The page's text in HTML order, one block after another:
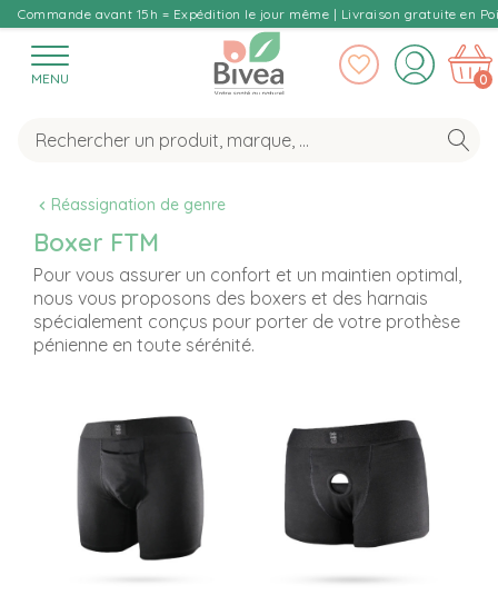
Commande avant 15h = Expédition le jour même | Livraison gratuite en
MENU 0
Réassignation de genre
Boxer FTM
Pour vous assurer un confort et un maintien optimal,
nous vous proposons des boxers et des harnais
spécialement conçus pour porter de votre prothèse
pénienne en toute sérénité.